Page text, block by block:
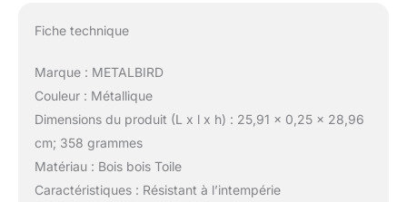
Fiche technique
Marque : METALBIRD
Couleur : Métallique
Dimensions du produit (L x l x h) : 25,91 x 0,25 x 28,96
cm; 358 grammes
Matériau : Bois bois Toile
Caractéristiques : Résistant à l’intempérie